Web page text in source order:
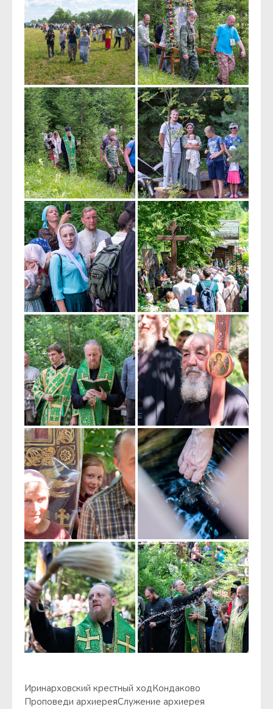
Иринарховский крестный ходКондаково
Проповеди архиереяСлужение архиерея